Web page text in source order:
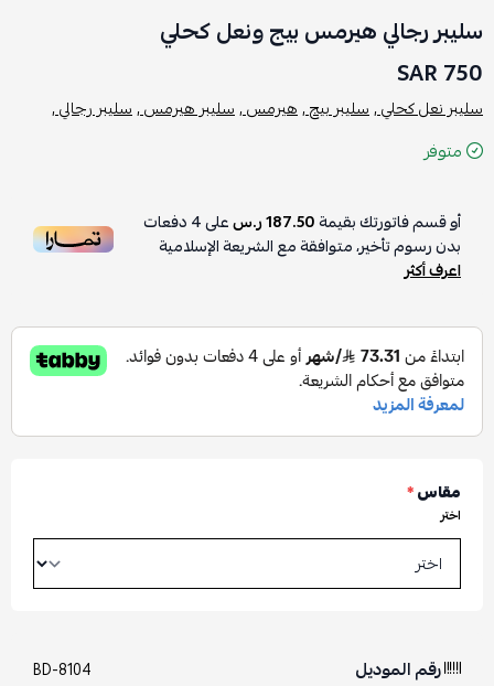
سليبر رجالي هيرمس بيج ونعل كحلي
750 SAR
سليبر نعل كحلي ,سليبر بيج ,هيرمس ,سليبر هيرمس ,سليبر رجالي ,
متوفر
أو قسم فاتورتك بقيمة187.50 ر.س على4دفعات
بدون رسوم تأخير، متوافقة مع الشريعة الإسلامية
اعرف أكثر
مقاس*
اختر
رقم الموديل BD-8104